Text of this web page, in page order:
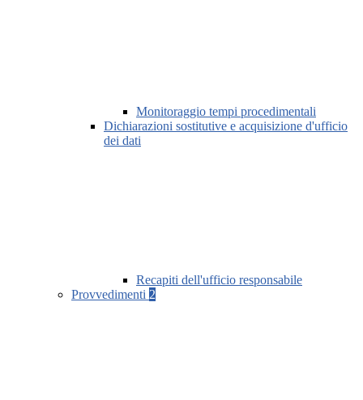
Monitoraggio tempi procedimentali
Dichiarazioni sostitutive e acquisizione d'ufficio
dei dati
Recapiti dell'ufficio responsabile
Provvedimenti 2